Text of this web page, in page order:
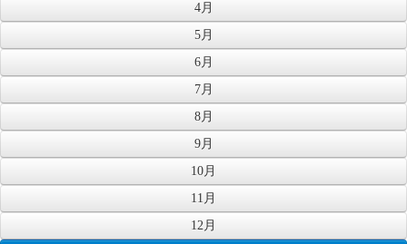
4月
5月
6月
7月
8月
9月
10月
11月
12月